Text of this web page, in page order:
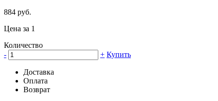
884 руб.
Цена за 1
Количество
-
+ Купить
Доставка
Оплата
Возврат